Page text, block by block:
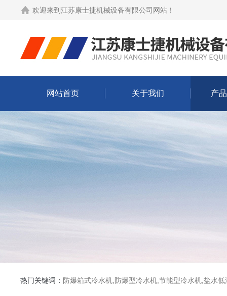
欢迎来到 江苏康士捷机械设备有限公司网站 ！
网站首页 关于我们 产
热门关键词： 防爆箱式冷水机,防爆型冷水机,节能型冷水机,盐水低